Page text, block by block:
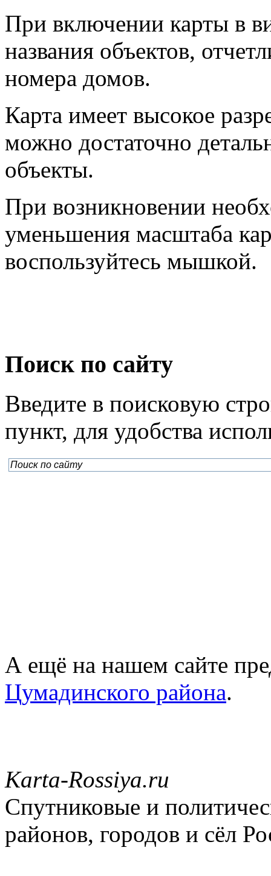
При включении карты в
названия объектов,
номера домов.
Карта имеет высокое
можно достаточно
объекты.
При возникновении
уменьшения масштаба
воспользуйтесь мышкой.
Поиск по сайту
Введите в поисковую
пункт, для удобства
А ещё на нашем сайте
Цумадинского района.
Karta-Rossiya.ru
Спутниковые и
районов, городов и сёл